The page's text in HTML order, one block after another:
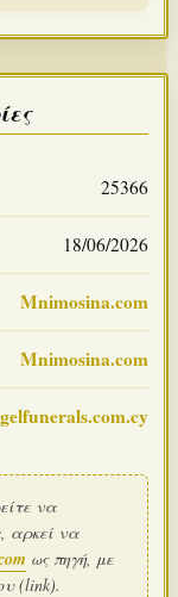
25366
18/06/2026
Mnimosina.com
Mnimosina.com
να
αρκεί να
ως πηγή, με
(link).